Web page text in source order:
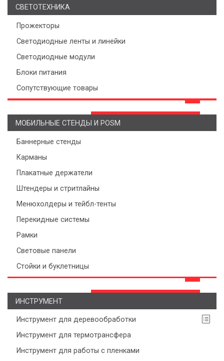
СВЕТОТЕХНИКА
Прожекторы
Светодиодные ленты и линейки
Светодиодные модули
Блоки питания
Сопутствующие товары
МОБИЛЬНЫЕ СТЕНДЫ И POSM
Баннерные стенды
Карманы
Плакатные держатели
Штендеры и стритлайны
Менюхолдеры и тейбл-тенты
Перекидные системы
Рамки
Световые панели
Стойки и буклетницы
ИНСТРУМЕНТ
Инструмент для деревообработки
Инструмент для термотрансфера
Инструмент для работы с пленками